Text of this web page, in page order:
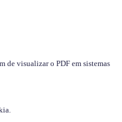
de visualizar o PDF em sistemas